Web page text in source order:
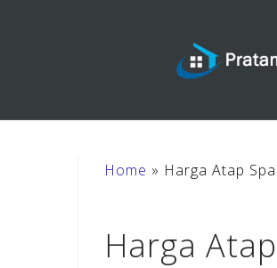
Home » Harga Atap
Harga